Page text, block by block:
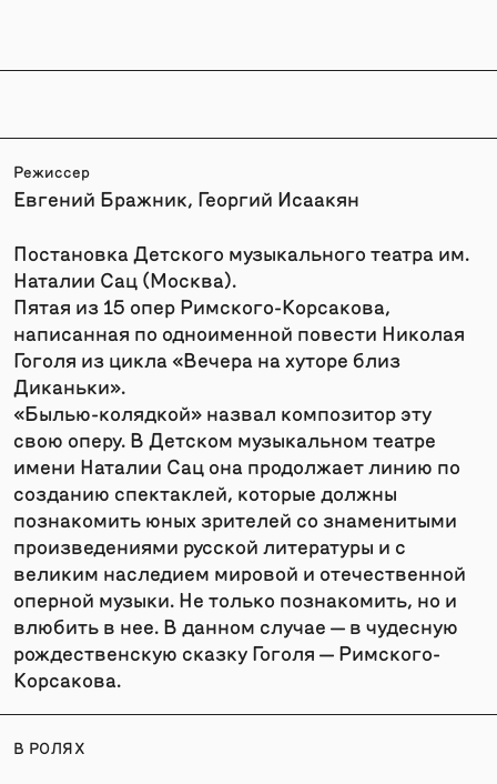
Режиссер
Евгений Бражник, Георгий Исаакян
Постановка Детского музыкального театра им.
Наталии Сац (Москва).
Пятая из 15 опер Римского-Корсакова,
написанная по одноименной повести Николая
Гоголя из цикла «Вечера на хуторе близ
Диканьки».
«Былью-колядкой» назвал композитор эту
свою оперу. В Детском музыкальном театре
имени Наталии Сац она продолжает линию по
созданию спектаклей, которые должны
познакомить юных зрителей со знаменитыми
произведениями русской литературы и с
великим наследием мировой и отечественной
оперной музыки. Не только познакомить, но и
влюбить в нее. В данном случае — в чудесную
рождественскую сказку Гоголя — Римского-
Корсакова.
В РОЛЯХ